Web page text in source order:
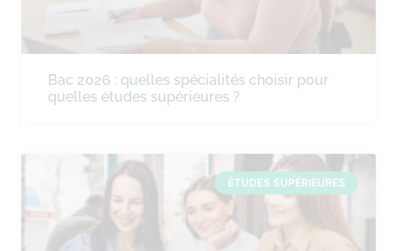
Bac 2026 : quelles spécialités choisir pour
quelles études supérieures ?
ÉTUDES SUPÉRIEURES